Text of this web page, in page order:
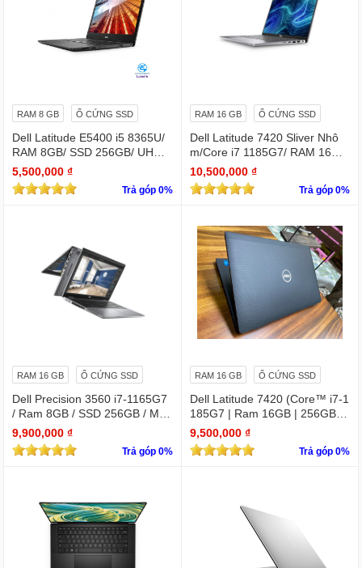
RAM 8 GB Ổ CỨNG SSD
Dell Latitude E5400 i5 8365U/
RAM 8GB/ SSD 256GB/ UHD
Graphics 620/ 14 INCH FHD
5,500,000 ₫
Trả góp 0%
RAM 16 GB Ổ CỨNG SSD
Dell Latitude 7420 Sliver Nhô
m/Core i7 1185G7/ RAM 16Gb/
SSD Nvme 256Gb/LCD 14' FH
D 1920 x 1080/ Like new / WIN
bản quyền
10,500,000 ₫
Trả góp 0%
RAM 16 GB Ổ CỨNG SSD
Dell Precision 3560 i7-1165G7
/ Ram 8GB / SSD 256GB / Màn
15.6″ IPS Full HD 1920×1080 I
PS / VGA NVIDIA Quadro T500
9,900,000 ₫
Trả góp 0%
RAM 16 GB Ổ CỨNG SSD
Dell Latitude 7420 (Core™ i7-1
185G7 | Ram 16GB | 256GB S
SD | 14.0inch FHD)
9,500,000 ₫
Trả góp 0%